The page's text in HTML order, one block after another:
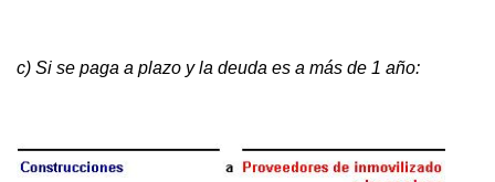
c) Si se paga a plazo y la deuda es a más de 1 año: